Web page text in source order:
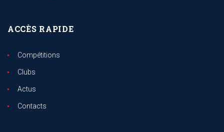
ACCÈS RAPIDE
Compétitions
Clubs
Actus
Contacts